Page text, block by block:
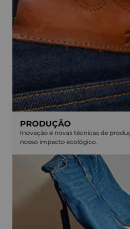
PRODUÇÃO
Inovação e novas técnicas de
nosso impacto ecológico.